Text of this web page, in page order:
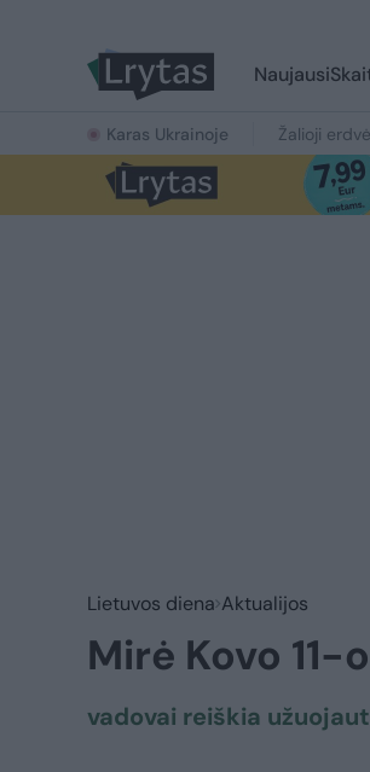
Naujausi
Karas Ukrainoje Žalioji erdvė
Lietuvos diena Aktualijos
Mirė Kovo
vadovai reiškia